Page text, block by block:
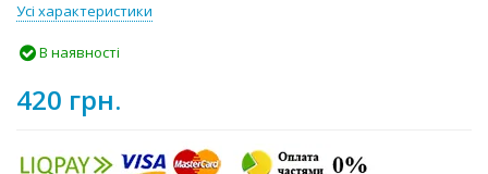
Усі характеристики
В наявності
420 грн.